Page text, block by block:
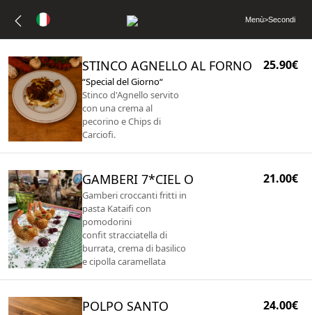
Menù>Secondi
STINCO AGNELLO AL FORNO
“Special del Giorno“
Stinco d'Agnello servito
con una crema al
pecorino e Chips di
Carciofi.
25.90€
GAMBERI 7*CIEL O
Gamberi croccanti fritti in
pasta Kataifi con
pomodorini
confit stracciatella di
burrata, crema di basilico
e cipolla caramellata
21.00€
POLPO SANTO 24.00€